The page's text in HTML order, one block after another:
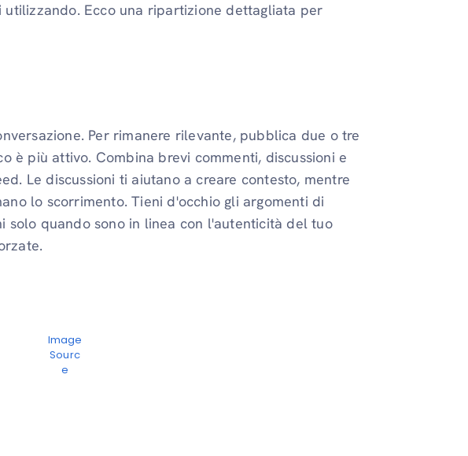
Ecco una ripartizione dettagliata per
Per rimanere rilevante, pubblica due o tre
è più attivo. Combina brevi commenti, discussioni e
Le discussioni ti aiutano a creare contesto, mentre
lo scorrimento. Tieni d'occhio gli argomenti di
solo quando sono in linea con l'autenticità del tuo
Image
Sourc
e